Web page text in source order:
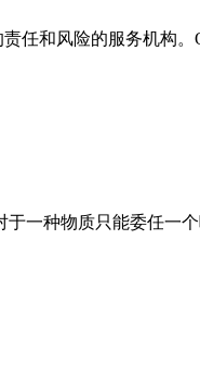
任和风险的服务机构
一种物质只能委任一个